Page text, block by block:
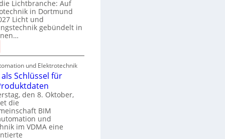
Lichtbranche: Auf
in Dortmund
Licht und
gebündelt in
und Elektrotechnik
als Schlüssel für
den 8. Oktober,
die
BIM
und
im VDMA eine